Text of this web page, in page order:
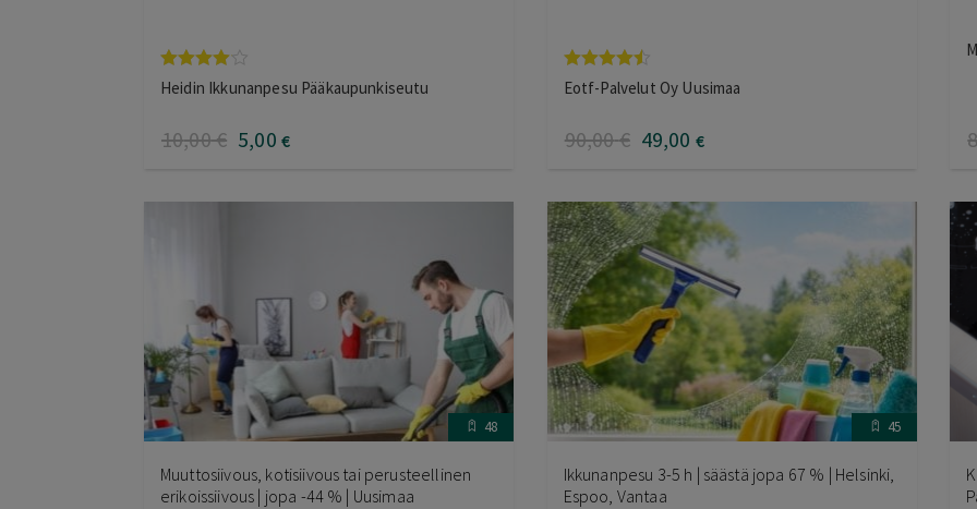
Arvostelu
tuotteesta:
Heidin Ikkunanpesu Pääkaupunkiseutu
10,00€ 5,00 €
Arvostelu
tuotteesta:
Eotf-Palvelut Oy Uusimaa
90,00€ 49,00 €
48
Muuttosiivous, kotisiivous tai perusteellinen
erikoissiivous | jopa -44 % | Uusimaa
45
Ikkunanpesu 3-5 h | säästä jopa 67 % | Helsinki,
Espoo, Vantaa